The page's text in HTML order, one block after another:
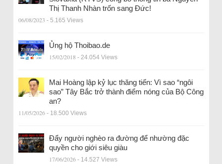
Thị Thanh Nhàn trốn sang Đức!
06/08/2023 - 5.165 Views
Ủng hộ Thoibao.de
15/02/2018 - 24.054 Views
Mai Hoàng lập kỷ lục thăng tiến: Vì sao “ngôi
sao” Tây Bắc trở thành điểm nóng của Bộ Công
an?
11/05/2026 - 18.500 Views
Đẩy người nghèo ra đường để nhường đặc
quyền cho giới siêu giàu
17/06/2026 - 14.527 Views